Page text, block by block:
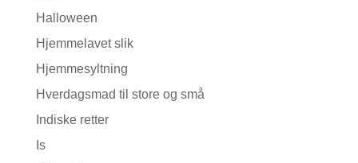
Halloween
Hjemmelavet slik
Hjemmesyltning
Hverdagsmad til store og små
Indiske retter
Is